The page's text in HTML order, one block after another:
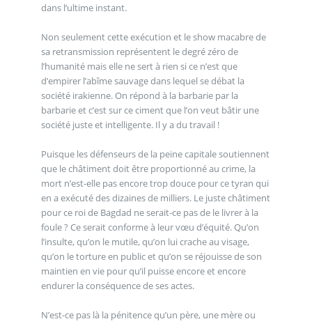
dans l’ultime instant.
Non seulement cette exécution et le show macabre de
sa retransmission représentent le degré zéro de
l’humanité mais elle ne sert à rien si ce n’est que
d’empirer l’abîme sauvage dans lequel se débat la
société irakienne. On répond à la barbarie par la
barbarie et c’est sur ce ciment que l’on veut bâtir une
société juste et intelligente. Il y a du travail !
Puisque les défenseurs de la peine capitale soutiennent
que le châtiment doit être proportionné au crime, la
mort n’est-elle pas encore trop douce pour ce tyran qui
en a exécuté des dizaines de milliers. Le juste châtiment
pour ce roi de Bagdad ne serait-ce pas de le livrer à la
foule ? Ce serait conforme à leur vœu d’équité. Qu’on
l’insulte, qu’on le mutile, qu’on lui crache au visage,
qu’on le torture en public et qu’on se réjouisse de son
maintien en vie pour qu’il puisse encore et encore
endurer la conséquence de ses actes.
N’est-ce pas là la pénitence qu’un père, une mère ou